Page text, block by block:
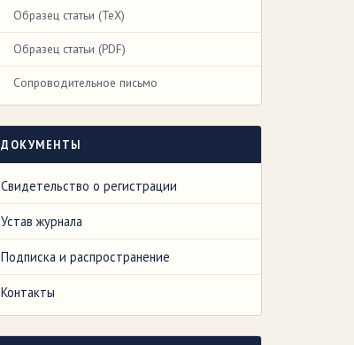
Образец статьи (TeX)
Образец статьи (PDF)
Сопроводительное письмо
ДОКУМЕНТЫ
Свидетельство о регистрации
Устав журнала
Подписка и распространение
Контакты